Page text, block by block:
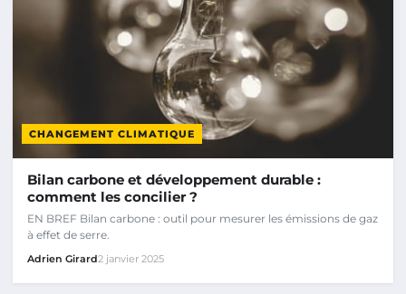
CHANGEMENT CLIMATIQUE
Bilan carbone et développement durable :
comment les concilier ?
EN BREF Bilan carbone : outil pour mesurer les émissions de gaz
à effet de serre.
Adrien Girard2 janvier 2025